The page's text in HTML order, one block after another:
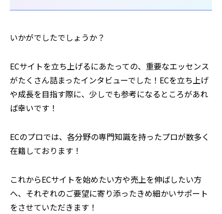
いかがでしたでしょうか？
ECサイトを立ち上げるにあたっての、重要なエッセンス
がたくさん詰まったインタビューでした！ECを立ち上げ
や成長を目指す際に、少しでも参考になるところがあれ
ば幸いです！
ECのプロでは、各分野の専門知識を持ったプロが数多く
在籍しております！
これからECサイトを始めたい方や売上を伸ばしたい方
へ、それぞれのご要望に寄り添ったきめ細かいサポート
をさせていただきます！